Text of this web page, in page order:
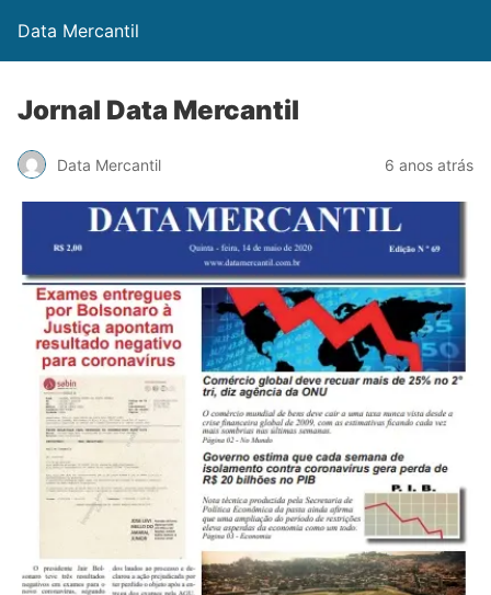
Data Mercantil
Jornal Data Mercantil
Data Mercantil 6 anos atrás